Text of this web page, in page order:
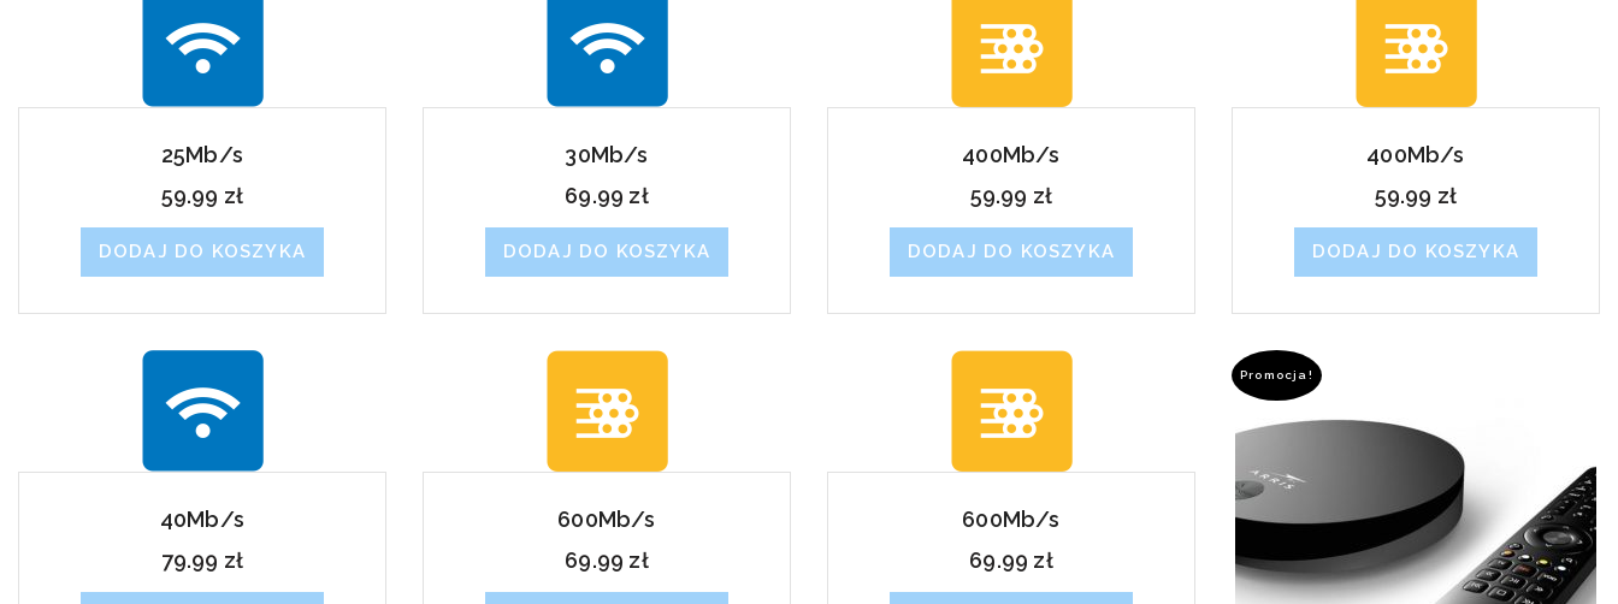
25Mb/s
59.99 zł
DODAJ DO KOSZYKA
30Mb/s
69.99 zł
DODAJ DO KOSZYKA
400Mb/s
59.99 zł
DODAJ DO KOSZYKA
400Mb/s
59.99 zł
DODAJ DO KOSZYKA
40Mb/s
79.99 zł
600Mb/s
69.99 zł
600Mb/s
69.99 zł
Promocja!